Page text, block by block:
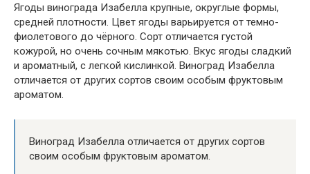
Ягоды винограда Изабелла крупные, округлые формы,
средней плотности. Цвет ягоды варьируется от темно-
фиолетового до чёрного. Сорт отличается густой
кожурой, но очень сочным мякотью. Вкус ягоды сладкий
и ароматный, с легкой кислинкой. Виноград Изабелла
отличается от других сортов своим особым фруктовым
ароматом.
Виноград Изабелла отличается от других сортов
своим особым фруктовым ароматом.